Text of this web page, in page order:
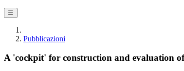
☰
Pubblicazioni
A 'cockpit' for construction and evaluation